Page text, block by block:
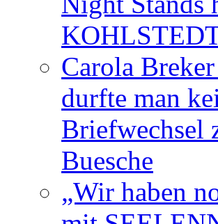
Carola
durfte man
Briefwechsel
Buesche
„Wir haben